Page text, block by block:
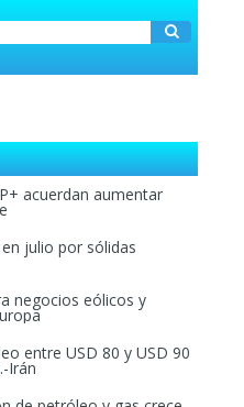
acuerdan aumentar
julio por sólidas
negocios eólicos y
entre USD 80 y USD 90
Irán